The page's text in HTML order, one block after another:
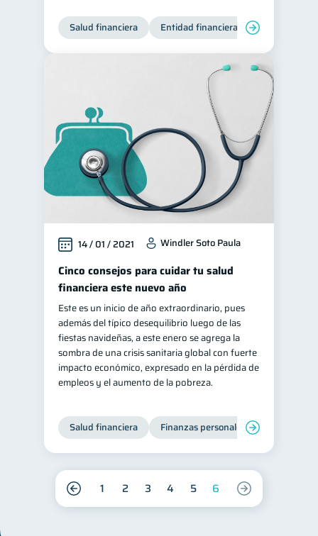
Salud financiera Entidad financiera
14 / 01 / 2021 Windler Soto Paula
Cinco consejos para cuidar tu salud
financiera este nuevo año
Este es un inicio de año extraordinario, pues
además del típico desequilibrio luego de las
fiestas navideñas, a este enero se agrega la
sombra de una crisis sanitaria global con fuerte
impacto económico, expresado en la pérdida de
empleos y el aumento de la pobreza.
Salud financiera Finanzas personales
1 2 3 4 5 6